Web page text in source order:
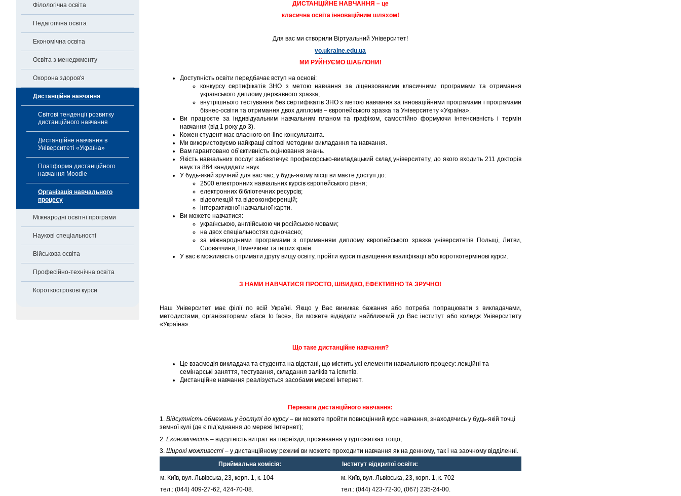
Філологічна освіта
Педагогічна освіта
Економічна освіта
Освіта з менеджменту
Охорона здоров'я
Дистанційне навчання
Світові тенденції розвитку
дистанційного навчання
Дистанційне навчання в
Університеті «Україна»
Платформа дистанційного
навчання Moodle
Організація навчального
процесу
Міжнародні освітні програми
Наукові спеціальності
Військова освіта
Професійно-технічна освіта
Короткострокові курси
ДИСТАНЦІЙНЕ НАВЧАННЯ – це
класична освіта інноваційним шляхом!
Для вас ми створили Віртуальний Університет!
vo.ukraine.edu.ua
МИ РУЙНУЄМО ШАБЛОНИ!
Доступність освіти передбачає вступ на основі:
конкурсу сертифікатів ЗНО з метою навчання за ліцензованими класичними програмами та отримання
українського диплому державного зразка;
внутрішнього тестування без сертифікатів ЗНО з метою навчання за інноваційними програмами і програмами
бізнес-освіти та отримання двох дипломів – європейського зразка та Університету «Україна».
Ви працюєте за індивідуальним навчальним планом та графіком, самостійно формуючи інтенсивність і термін
навчання (від 1 року до 3).
Кожен студент має власного on-line консультанта.
Ми використовуємо найкращі світові методики викладання та навчання.
Вам гарантовано об’єктивність оцінювання знань.
Якість навчальних послуг забезпечує професорсько-викладацький склад університету, до якого входить 211 докторів
наук та 864 кандидати наук.
У будь-який зручний для вас час, у будь-якому місці ви маєте доступ до:
2500 електронних навчальних курсів європейського рівня;
електронних бібліотечних ресурсів;
відеолекцій та відеоконференцій;
інтерактивної навчальної карти.
Ви можете навчатися:
українською, англійською чи російською мовами;
на двох спеціальностях одночасно;
за міжнародними програмами з отриманням диплому європейського зразка університетів Польщі, Литви,
Словаччини, Німеччини та інших країн.
У вас є можливість отримати другу вищу освіту, пройти курси підвищення кваліфікації або короткотермінові курси.
З НАМИ НАВЧАТИСЯ ПРОСТО, ШВИДКО, ЕФЕКТИВНО ТА ЗРУЧНО!
Наш Університет має філії по всій Україні. Якщо у Вас виникає бажання або потреба попрацювати з викладачами,
методистами, організаторами «face to face», Ви можете відвідати найближчий до Вас інститут або коледж Університету
«Україна».
Що таке дистанційне навчання?
Це взаємодія викладача та студента на відстані, що містить усі елементи навчального процесу: лекційні та
семінарські заняття, тестування, складання заліків та іспитів.
Дистанційне навчання реалізується засобами мережі Інтернет.
Переваги дистанційного навчання:
1. Відсутність обмежень у доступі до курсу– ви можете пройти повноцінний курс навчання, знаходячись у будь-якій точці
земної кулі (де є під’єднання до мережі Інтернет);
2. Економічність– відсутність витрат на переїзди, проживання у гуртожитках тощо;
3. Широкі можливості– у дистанційному режимі ви можете проходити навчання як на денному, так і на заочному відділенні.
Приймальна комісія:
Інститут відкритої освіти:
м. Київ, вул. Львівська, 23, корп. 1, к. 104
тел.: (044) 409-27-62, 424-70-08.
м. Київ, вул. Львівська, 23, корп. 1, к. 702
тел.: (044) 423-72-30, (067) 235-24-00.